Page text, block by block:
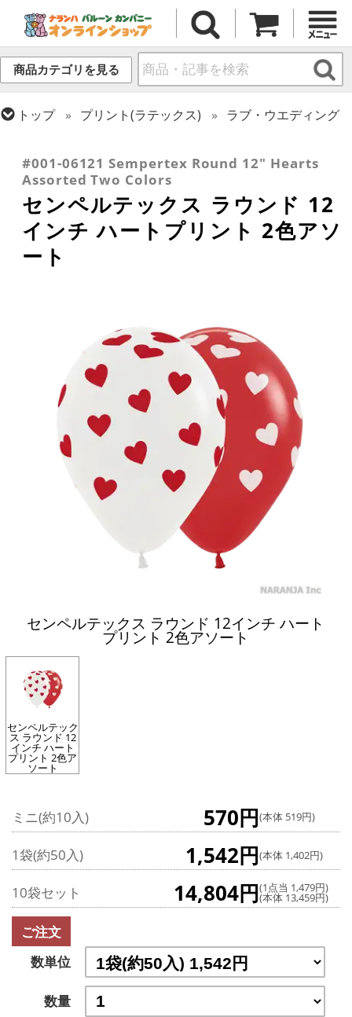
商品カテゴリを見る
トップ プリント(ラテックス)
ラブ・ウエディング
#001-06121 Sempertex Round 12" Hearts
Assorted Two Colors
センペルテックス ラウンド 12
インチ ハートプリント 2色アソ
ート
センペルテックス ラウンド 12インチ ハート
プリント 2色アソート
センペルテック
ス ラウンド 12
インチ ハート
プリント 2色ア
ソート
ミニ(約10入) 570円(本体 519円)
1袋(約50入) 1,542円(本体 1,402円)
10袋セット 14,804円(1点当 1,479円)
(本体 13,459円)
ご注文
数単位
数量